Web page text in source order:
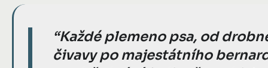
Každé plemeno psa, od
čivavy po majestátního